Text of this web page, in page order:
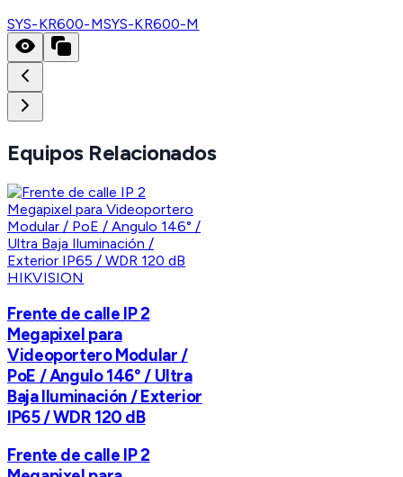
SYS-KR600-MSYS-KR600-M
Equipos Relacionados
HIKVISION
Frente de calle IP 2
Megapixel para
Videoportero Modular /
PoE / Angulo 146° / Ultra
Baja Iluminación / Exterior
IP65 / WDR 120 dB
Frente de calle IP 2